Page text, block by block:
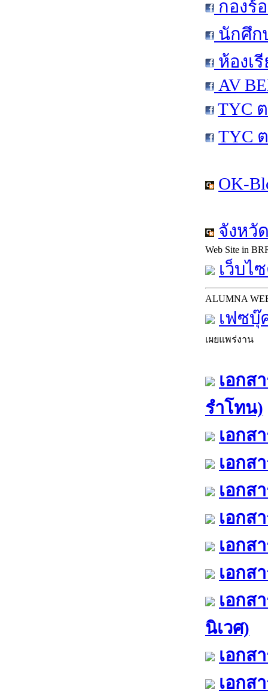
กองร้
นักศึก
ห้องเ
AV
TYC
TYC
OK-
จังหวั
Web Site in
เว็บไ
ALUMNA
เฟซบุ๊
เผยแพร่งาน
เอกส
รำโทน)
เอกส
เอกส
เอกส
เอกส
เอกส
เอกส
เอกส
นิเวศ)
เอกส
เอกส